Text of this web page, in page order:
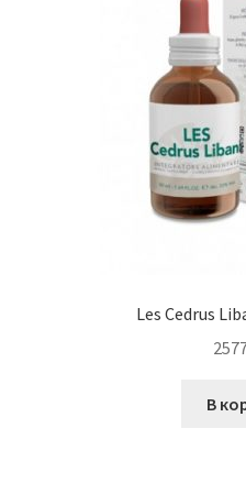
Les Cedrus
В